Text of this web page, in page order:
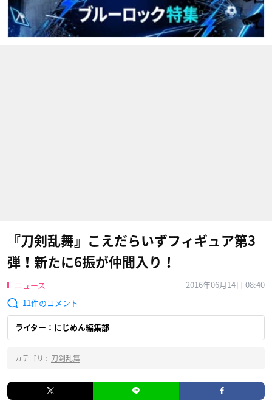
『刀剣乱舞』こえだらいずフィギュア第3
弾！新たに6振が仲間入り！
ニュース
2016年06月14日 08:40
11
ライター：にじめん編集部
カテゴリ : 刀剣乱舞